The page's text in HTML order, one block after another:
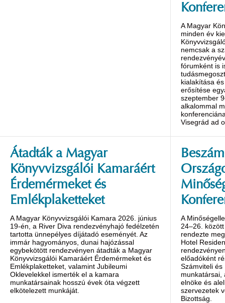
A Magyar
minden év
nemcsak a
fórumként is
kialakítása
erősítése
szeptember
alkalommal
Visegrád ad
Átadták a Magyar
Könyvvizsgálói Kamaráért
Érdemérmeket és
Emlékplaketteket
A Magyar Könyvvizsgálói Kamara 2026. június
19-én, a River Diva rendezvényhajó fedélzetén
tartotta ünnepélyes díjátadó eseményét. Az
immár hagyományos, dunai hajózással
egybekötött rendezvényen átadták a Magyar
Könyvvizsgálói Kamaráért Érdemérmeket és
Emlékplaketteket, valamint Jubileumi
Oklevelekkel ismerték el a kamara
munkatársainak hosszú évek óta végzett
elkötelezett munkáját.
A
24–26.
rendezte
Hotel
előadóként
Számviteli és
munkatársai,
elnöke és
szervezetek
Bizottság.